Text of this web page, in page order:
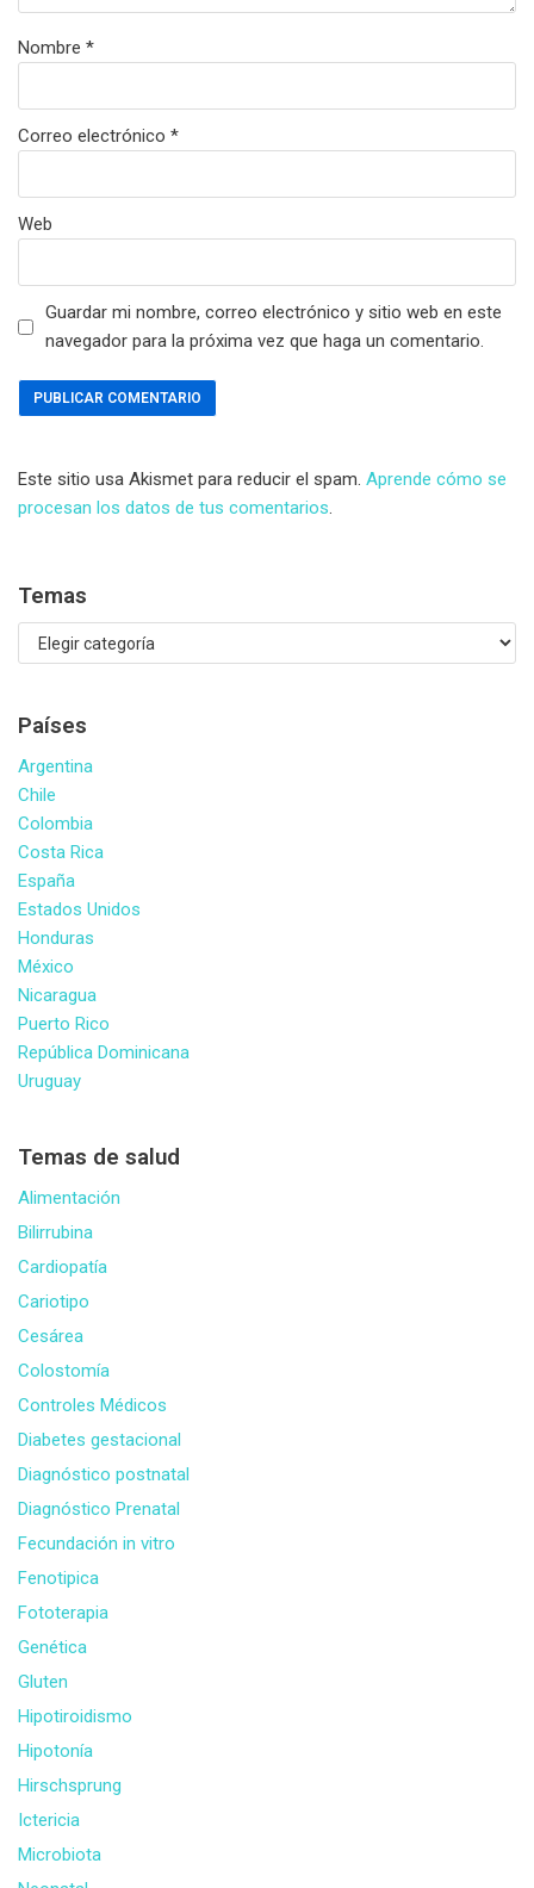
Nombre *
Correo electrónico *
Web
Guardar mi nombre, correo electrónico y sitio web en este
navegador para la próxima vez que haga un comentario.
Este sitio usa Akismet para reducir el spam. Aprende cómo se
procesan los datos de tus comentarios.
Temas
Países
Argentina
Chile
Colombia
Costa Rica
España
Estados Unidos
Honduras
México
Nicaragua
Puerto Rico
República Dominicana
Uruguay
Temas de salud
Alimentación
Bilirrubina
Cardiopatía
Cariotipo
Cesárea
Colostomía
Controles Médicos
Diabetes gestacional
Diagnóstico postnatal
Diagnóstico Prenatal
Fecundación in vitro
Fenotipica
Fototerapia
Genética
Gluten
Hipotiroidismo
Hipotonía
Hirschsprung
Ictericia
Microbiota